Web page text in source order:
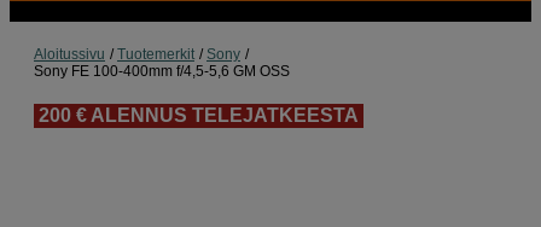
Aloitussivu Tuotemerkit
Sony
Sony FE 100-400mm f/4,5-5,6 GM OSS
200 € ALENNUS TELEJATKEESTA